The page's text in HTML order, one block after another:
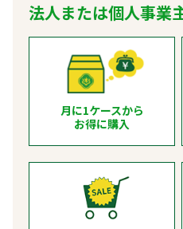
法人または個人事業
月に1ケースから
お得に購入